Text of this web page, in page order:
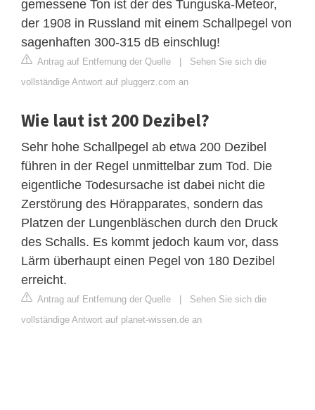
gemessene Ton ist der des Tunguska-Meteor,
der 1908 in Russland mit einem Schallpegel von
sagenhaften 300-315 dB einschlug!
Antrag auf Entfernung der Quelle
Sehen Sie sich die
vollständige Antwort auf pluggerz.com an
Wie laut ist 200 Dezibel?
Sehr hohe Schallpegel ab etwa 200 Dezibel
führen in der Regel unmittelbar zum Tod. Die
eigentliche Todesursache ist dabei nicht die
Zerstörung des Hörapparates, sondern das
Platzen der Lungenbläschen durch den Druck
des Schalls. Es kommt jedoch kaum vor, dass
Lärm überhaupt einen Pegel von 180 Dezibel
erreicht.
Antrag auf Entfernung der Quelle
Sehen Sie sich die
vollständige Antwort auf planet-wissen.de an